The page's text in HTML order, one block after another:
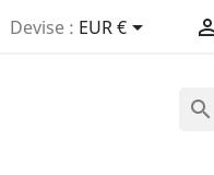
Devise : EUR €
search